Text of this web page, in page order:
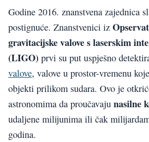
Godine 2016. znanstvena zajednica
postignuće. Znanstvenici iz
gravitacijske valove s laserskim
(LIGO) prvi su put uspješno
valove, valove u prostor-vremenu
objekti prilikom sudara. Ovo je
astronomima da proučavaju nasilne
udaljene milijunima ili čak
godina.